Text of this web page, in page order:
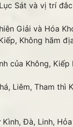
Sát và vị trí đắc
Giải và Hóa
Không hãm
của Không, Kiếp
Liêm, Tham thì
Đà, Linh,